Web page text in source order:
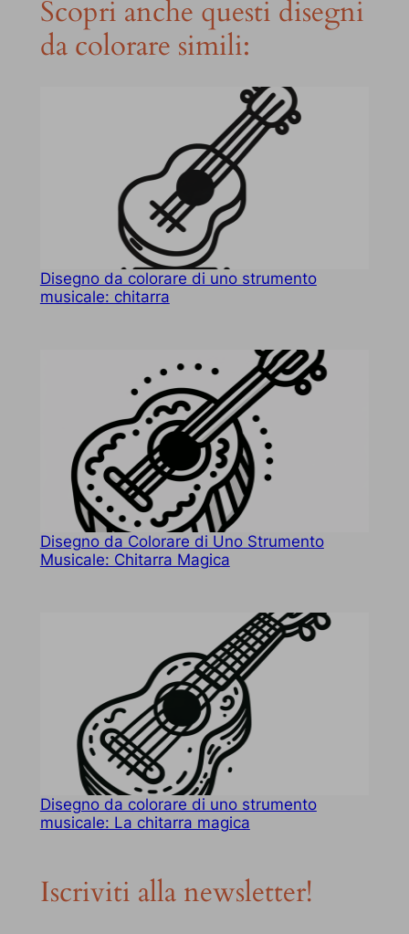
Scopri anche questi disegni
da colorare simili:
Disegno da colorare di uno strumento
musicale: chitarra
Disegno da Colorare di Uno Strumento
Musicale: Chitarra Magica
Disegno da colorare di uno strumento
musicale: La chitarra magica
Iscriviti alla newsletter!